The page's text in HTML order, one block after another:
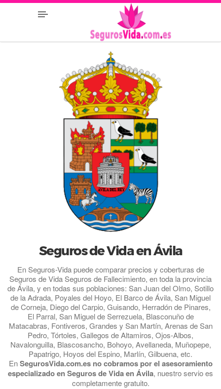
Seguros de Vida en Ávila
En Seguros-Vida puede comparar precios y coberturas de
Seguros de Vida Seguros de Fallecimiento, en toda la provincia
de Ávila, y en todas sus poblaciones: San Juan del Olmo, Sotillo
de la Adrada, Poyales del Hoyo, El Barco de Ávila, San Miguel
de Corneja, Diego del Carpio, Guisando, Herradón de Pinares,
El Parral, San Miguel de Serrezuela, Blasconuño de
Matacabras, Fontiveros, Grandes y San Martín, Arenas de San
Pedro, Tórtoles, Gallegos de Altamiros, Ojos-Albos,
Navalonguilla, Blascosancho, Bohoyo, Avellaneda, Muñopepe,
Papatrigo, Hoyos del Espino, Marlín, Gilbuena, etc.
EnSegurosVida.com.es no cobramos por el asesoramiento
especializado en Seguros de Vida en Ávila, nuestro servio es
completamente gratuito.